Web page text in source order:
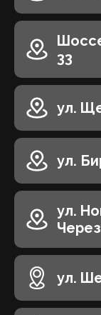
33
ул.
ул.
ул.
ул.